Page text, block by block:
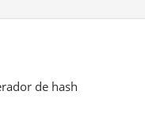
de hash